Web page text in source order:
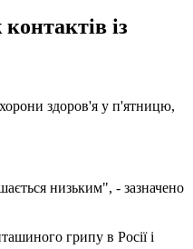
із
здоров'я у п'ятницю,
низьким", - зазначено
грипу в Росії і